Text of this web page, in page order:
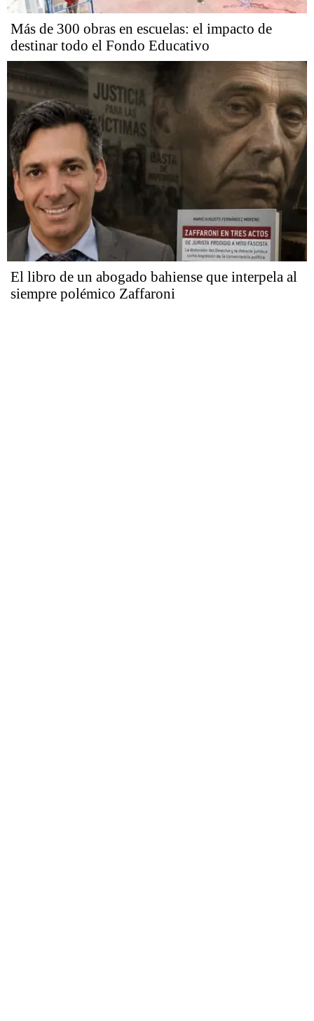
Más de 300 obras en escuelas: el impacto de
destinar todo el Fondo Educativo
El libro de un abogado bahiense que interpela al
siempre polémico Zaffaroni